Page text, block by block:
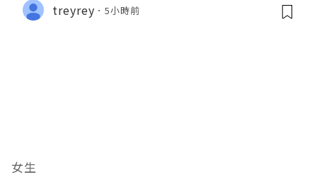
treyrey 5小時前
女生